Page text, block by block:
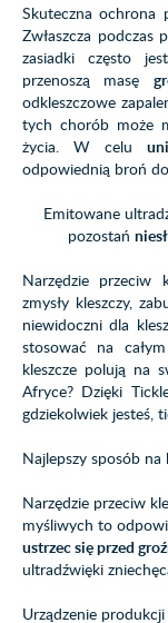
Skuteczna ochrona
Zwłaszcza
zasiadki często
przenoszą masę
odkleszczowe
tych chorób może
życia. W celu
odpowiednią broń
Emitowane
pozostań
Narzędzie przeciw
zmysły kleszczy,
niewidoczni dla
stosować na
kleszcze polują na
Afryce? Dzięki
gdziekolwiek jesteś,
Najlepszy sposób na
Narzędzie przeciw
myśliwych to
ustrzec się przed
ultradźwięki
Urządzenie